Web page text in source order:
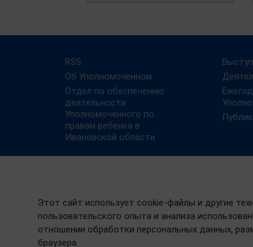
Этот сайт использует cookie-файлы и другие
пользовательского опыта и анализа
отношении обработки персональных данных,
браузера
RSS
Об Уполномоченном
Отдел по обеспечению
деятельности
Уполномоченного по
правам ребенка в
Ивановской области